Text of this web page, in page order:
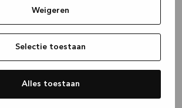
Weigeren
Selectie toestaan
Alles toestaan
(see the browser console for more
information).